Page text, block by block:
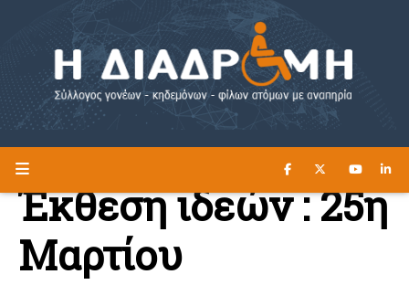
Η ΔΙΑΔΡΟΜΗ ΔΙΑΒΑΣΤΕ ΕΔΩ ►
Έκθεση ιδεών : 25η
Μαρτίου